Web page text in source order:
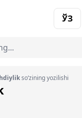
ЎЗ
so‘zining yozilishi